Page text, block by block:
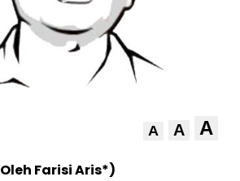
A A A
Oleh Farisi Aris*)